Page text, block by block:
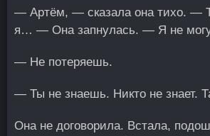
— Артём, — сказала она тихо. —
я… — Она запнулась. — Я не могу
— Не потеряешь.
— Ты не знаешь. Никто не знает.
Она не договорила. Встала,